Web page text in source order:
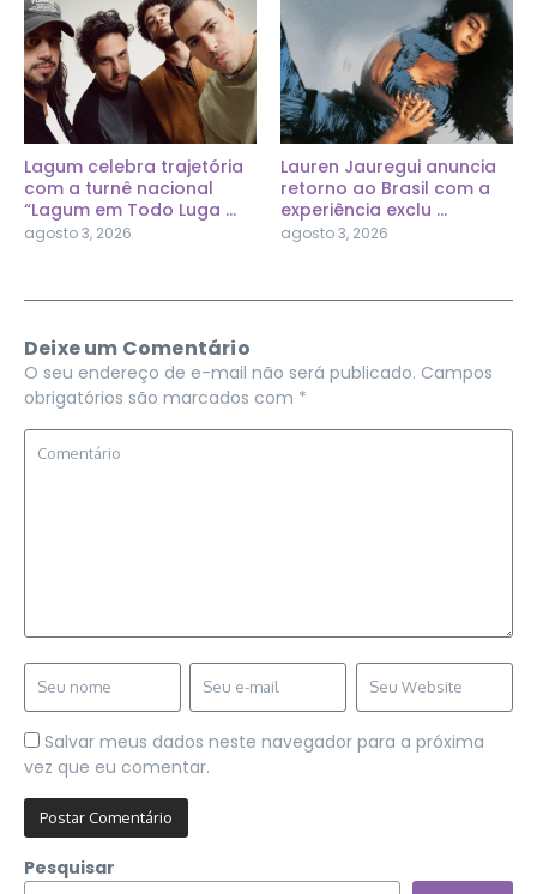
Lagum celebra trajetória
com a turnê nacional
“Lagum em Todo Luga ...
agosto 3, 2026
Lauren Jauregui anuncia
retorno ao Brasil com a
experiência exclu ...
agosto 3, 2026
Deixe um Comentário
O seu endereço de e-mail não será publicado. Campos
obrigatórios são marcados com *
Salvar meus dados neste navegador para a próxima
vez que eu comentar.
Pesquisar